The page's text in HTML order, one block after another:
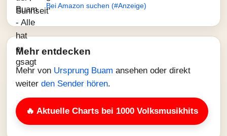
Bei Amazon suchen (#Anzeige)
Mehr entdecken
Mehr von Ursprung Buam ansehen oder direkt
weiter den Sender hören.
🔥 Aktuelle Charts bei 1000 Volksmusikhits